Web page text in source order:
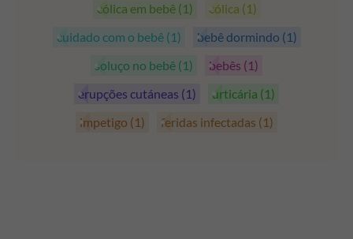
cólica em bebê (1) cólica (1)
cuidado com o bebê (1) bebê dormindo (1)
soluço no bebê (1) bebês (1)
erupções cutáneas (1) urticária (1)
impetigo (1) feridas infectadas (1)